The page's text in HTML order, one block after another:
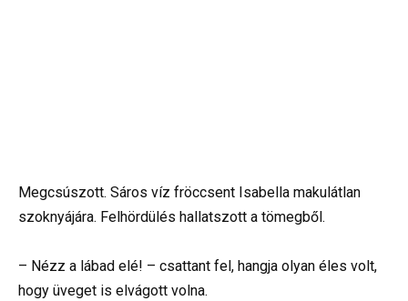
Megcsúszott. Sáros víz fröccsent Isabella makulátlan
szoknyájára. Felhördülés hallatszott a tömegből.
– Nézz a lábad elé! – csattant fel, hangja olyan éles volt,
hogy üveget is elvágott volna.